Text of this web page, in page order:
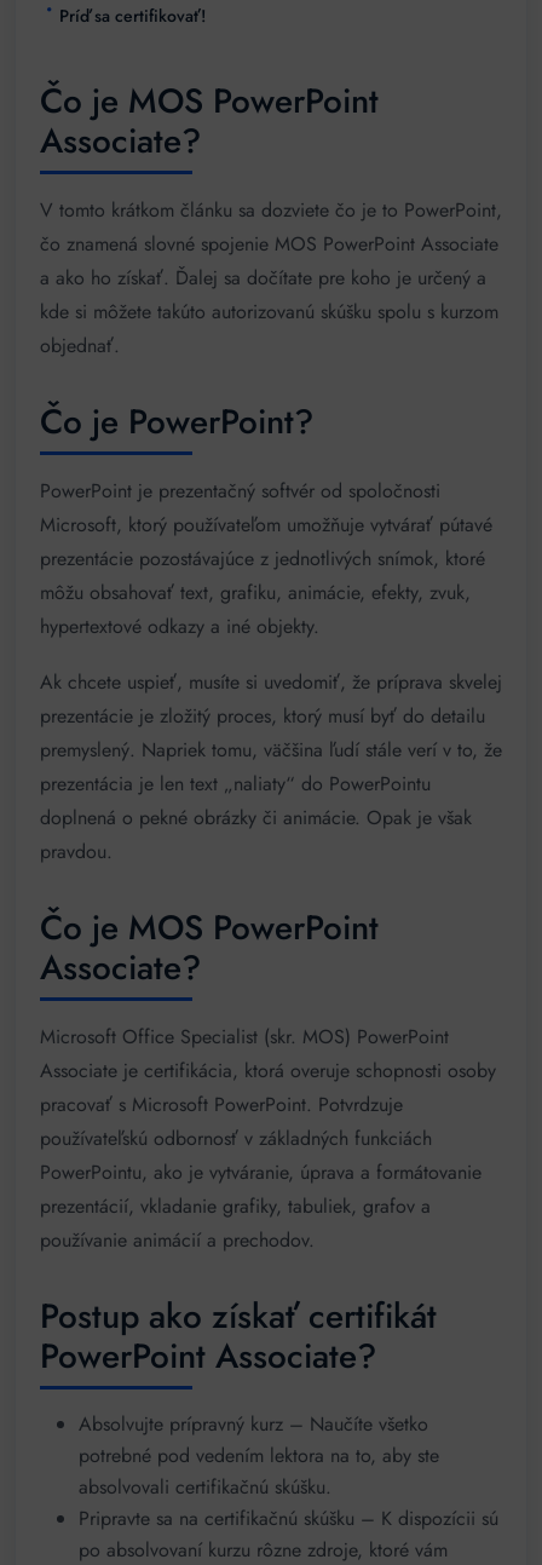
Príď sa certifikovať!
Čo je MOS PowerPoint
Associate?
V tomto krátkom článku sa dozviete čo je to PowerPoint,
čo znamená slovné spojenie MOS PowerPoint Associate
a ako ho získať. Ďalej sa dočítate pre koho je určený a
kde si môžete takúto autorizovanú skúšku spolu s kurzom
objednať.
Čo je PowerPoint?
PowerPoint je prezentačný softvér od spoločnosti
Microsoft, ktorý používateľom umožňuje vytvárať pútavé
prezentácie pozostávajúce z jednotlivých snímok, ktoré
môžu obsahovať text, grafiku, animácie, efekty, zvuk,
hypertextové odkazy a iné objekty.
Ak chcete uspieť, musíte si uvedomiť, že príprava skvelej
prezentácie je zložitý proces, ktorý musí byť do detailu
premyslený. Napriek tomu, väčšina ľudí stále verí v to, že
prezentácia je len text „naliaty“ do PowerPointu
doplnená o pekné obrázky či animácie. Opak je však
pravdou.
Čo je MOS PowerPoint
Associate?
Microsoft Office Specialist (skr. MOS) PowerPoint
Associate je certifikácia, ktorá overuje schopnosti osoby
pracovať s Microsoft PowerPoint. Potvrdzuje
používateľskú odbornosť v základných funkciách
PowerPointu, ako je vytváranie, úprava a formátovanie
prezentácií, vkladanie grafiky, tabuliek, grafov a
používanie animácií a prechodov.
Postup ako získať certifikát
PowerPoint Associate?
Absolvujte prípravný kurz – Naučíte všetko
potrebné pod vedením lektora na to, aby ste
absolvovali certifikačnú skúšku.
Pripravte sa na certifikačnú skúšku – K dispozícii sú
po absolvovaní kurzu rôzne zdroje, ktoré vám